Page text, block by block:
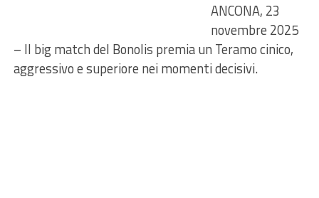
ANCONA, 23
novembre 2025
– Il big match del Bonolis premia un Teramo cinico,
aggressivo e superiore nei momenti decisivi.